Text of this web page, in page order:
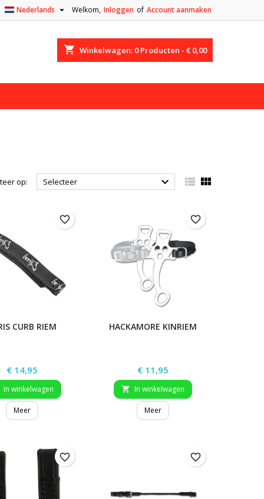
Welkom, Inloggen of Account aanmaken
Nederlands 
shopping_cart Winkelwagen: 0Producten - € 0,00
op: Selecteer   
CURB RIEM
Prijs
€ 14,95
In winkelwagen
Meer
favorite_border
HACKAMORE KINRIEM
Prijs
€ 11,95
 In winkelwagen
Meer
favorite_border
favorite_border favorite_border